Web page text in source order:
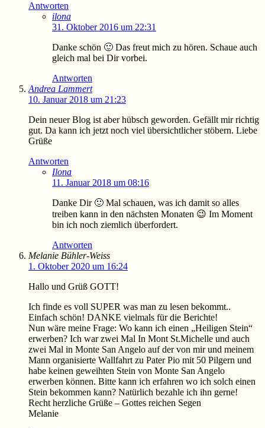
Antworten
ilona
31. Oktober 2016 um 22:31
Danke schön 🙂 Das freut mich zu hören. Schaue auch
gleich mal bei Dir vorbei.
Antworten
Andrea Lammert
10. Januar 2018 um 21:23
Dein neuer Blog ist aber hübsch geworden. Gefällt mir richtig
gut. Da kann ich jetzt noch viel übersichtlicher stöbern. Liebe
Grüße
Antworten
Ilona
11. Januar 2018 um 08:16
Danke Dir 🙂 Mal schauen, was ich damit so alles
treiben kann in den nächsten Monaten 😉 Im Moment
bin ich noch ziemlich überfordert.
Antworten
Melanie Bühler-Weiss
1. Oktober 2020 um 16:24
Hallo und Grüß GOTT!
Ich finde es voll SUPER was man zu lesen bekommt..
Einfach schön! DANKE vielmals für die Berichte!
Nun wäre meine Frage: Wo kann ich einen „Heiligen Stein“
erwerben? Ich war zwei Mal In Mont St.Michelle und auch
zwei Mal in Monte San Angelo auf der von mir und meinem
Mann organisierte Wallfahrt zu Pater Pio mit 50 Pilgern und
habe keinen geweihten Stein von Monte San Angelo
erwerben können. Bitte kann ich erfahren wo ich solch einen
Stein bekommen kann? Natürlich bezahle ich ihn gerne!
Recht herzliche Grüße – Gottes reichen Segen
Melanie